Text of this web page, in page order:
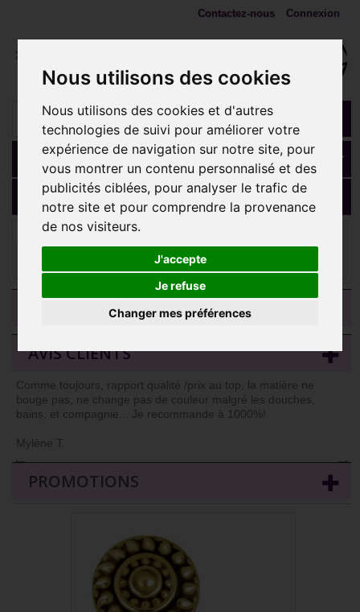
Nous utilisons des cookies
Nous utilisons des cookies et d'autres
technologies de suivi pour améliorer votre
expérience de navigation sur notre site, pour
vous montrer un contenu personnalisé et des
publicités ciblées, pour analyser le trafic de
notre site et pour comprendre la provenance
de nos visiteurs.
J'accepte
Je refuse
Changer mes préférences
Connexion
Contactez-nous
Panier (vide)
MENU
Embouts 1,2 mm (Accessoires)
ethnique acier doré or fin pour barre 1,2 mm avec pas de vis interne
mini-vis 0,8 mm GPIA03
CATEGORIES
AVIS CLIENTS
Comme toujours, rapport qualité /prix au top, la matière ne
bouge pas, ne change pas de couleur malgré les douches,
bains, et compagnie... Je recommande à 1000%!
Mylène T.
→
←
PROMOTIONS